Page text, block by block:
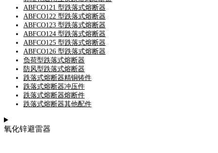
ABFCO121 型跌落式熔断器
ABFCO122 型跌落式熔断器
ABFCO123 型跌落式熔断器
ABFCO124 型跌落式熔断器
ABFCO125 型跌落式熔断器
ABFCO126 型跌落式熔断器
负荷型跌落式熔断器
防风型跌落式熔断器
跌落式熔断器精铜铸件
跌落式熔断器冲压件
跌落式熔断器熔断件
跌落式熔断器其他配件
氧化锌避雷器